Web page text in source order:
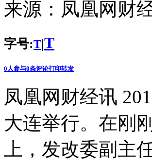
来源： 凤凰网财
字号:T|T
0 人参与0条评论打印转发
凤凰网财经讯
大连举行。在刚
上，发改委副主